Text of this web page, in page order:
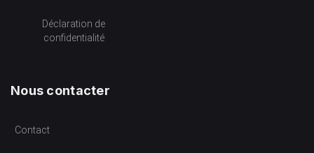
Déclaration de
confidentialité
Nous contacter
Contact